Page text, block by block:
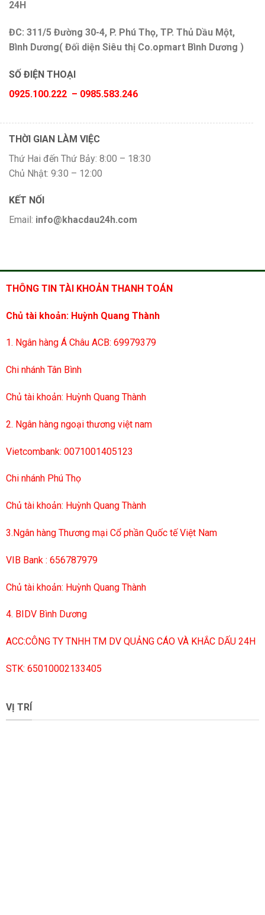
24H
ĐC: 311/5 Đường 30-4, P. Phú Thọ, TP. Thủ Dầu Một,
Bình Dương( Đối diện Siêu thị Co.opmart Bình Dương )
SỐ ĐIỆN THOẠI
0925.100.222 – 0985.583.246
THỜI GIAN LÀM VIỆC
Thứ Hai đến Thứ Bảy: 8:00 – 18:30
Chủ Nhật: 9:30 – 12:00
KẾT NỐI
Email: info@khacdau24h.com
THÔNG TIN TÀI KHOẢN THANH TOÁN
Chủ tài khoản: Huỳnh Quang Thành
1. Ngân hàng Á Châu ACB: 69979379
Chi nhánh Tân Bình
Chủ tài khoản: Huỳnh Quang Thành
2. Ngân hàng ngoại thương việt nam
Vietcombank: 0071001405123
Chi nhánh Phú Thọ
Chủ tài khoản: Huỳnh Quang Thành
3.Ngân hàng Thương mại Cổ phần Quốc tế Việt Nam
VIB Bank : 656787979
Chủ tài khoản: Huỳnh Quang Thành
4. BIDV Bình Dương
ACC:CÔNG TY TNHH TM DV QUẢNG CÁO VÀ KHẮC DẤU 24H
STK: 65010002133405
VỊ TRÍ